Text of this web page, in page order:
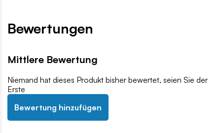
Bewertungen
Mittlere Bewertung
Niemand hat dieses Produkt bisher bewertet, seien Sie der
Erste
Bewertung hinzufügen